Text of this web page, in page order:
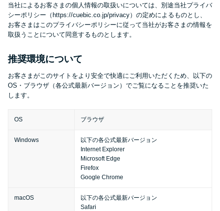
の理由
無利息期間を利用して利息0円で
種類・特徴別一覧
今月の家賃払えない…2ヵ月目に
は解決しないと危険な理由と対
処法3つ
たい…市役所に相談より賢い方
当社によるお客さまの個人情報の取扱いについては、別途当社プライバ
シーポリシー（https://cuebic.co.jp/privacy）の定めによるものとし、
お客さまはこのプライバシーポリシーに従って当社がお客さまの情報を
取扱うことについて同意するものとします。
推奨環境について
お客さまがこのサイトをより安全で快適にご利用いただくため、以下の
OS・ブラウザ（各公式最新バージョン）でご覧になることを推奨いた
します。
OS ブラウザ
Windows
以下の各公式最新バージョン
Internet Explorer
Microsoft Edge
Firefox
Google Chrome
macOS
以下の各公式最新バージョン
Safari